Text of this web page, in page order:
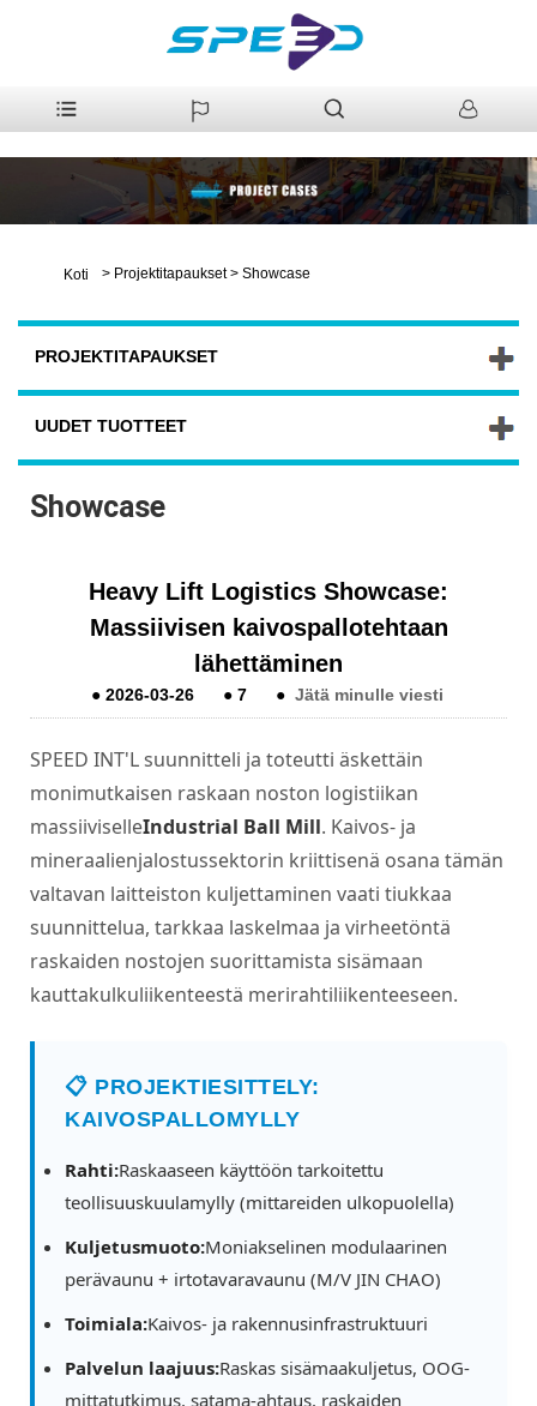
Koti > Projektitapaukset > Showcase
PROJEKTITAPAUKSET
UUDET TUOTTEET
Showcase
Heavy Lift Logistics Showcase:
Massiivisen kaivospallotehtaan
lähettäminen
●2026-03-26 ●7 ● Jätä minulle viesti
SPEED INT'L suunnitteli ja toteutti äskettäin
monimutkaisen raskaan noston logistiikan
massiiviselleIndustrial Ball Mill. Kaivos- ja
mineraalienjalostussektorin kriittisenä osana tämän
valtavan laitteiston kuljettaminen vaati tiukkaa
suunnittelua, tarkkaa laskelmaa ja virheetöntä
raskaiden nostojen suorittamista sisämaan
kauttakulkuliikenteestä merirahtiliikenteeseen.
📋 PROJEKTIESITTELY:
KAIVOSPALLOMYLLY
Rahti:Raskaaseen käyttöön tarkoitettu
teollisuuskuulamylly (mittareiden ulkopuolella)
Kuljetusmuoto:Moniakselinen modulaarinen
perävaunu + irtotavaravaunu (M/V JIN CHAO)
Toimiala:Kaivos- ja rakennusinfrastruktuuri
Palvelun laajuus:Raskas sisämaakuljetus, OOG-
mittatutkimus, satama-ahtaus, raskaiden